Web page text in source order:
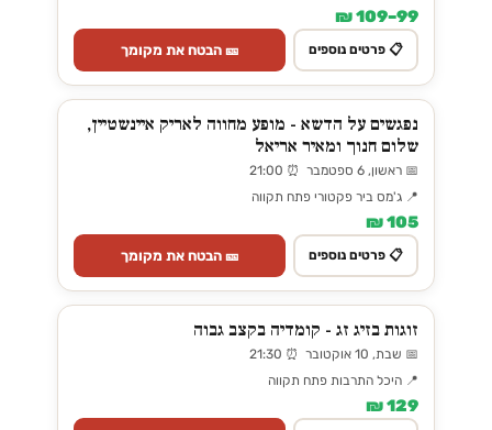
99–109 ₪
📋 פרטים נוספים 🎫 הבטח את מקומך
נפגשים על הדשא - מופע מחווה לאריק איינשטיין,
שלום חנוך ומאיר אריאל
📅 ראשון, 6 ספטמבר ⏰ 21:00
📍 ג'מס ביר פקטורי פתח תקווה
105 ₪
📋 פרטים נוספים 🎫 הבטח את מקומך
זוגות בזיג זג - קומדיה בקצב גבוה
📅 שבת, 10 אוקטובר ⏰ 21:30
📍 היכל התרבות פתח תקווה
129 ₪